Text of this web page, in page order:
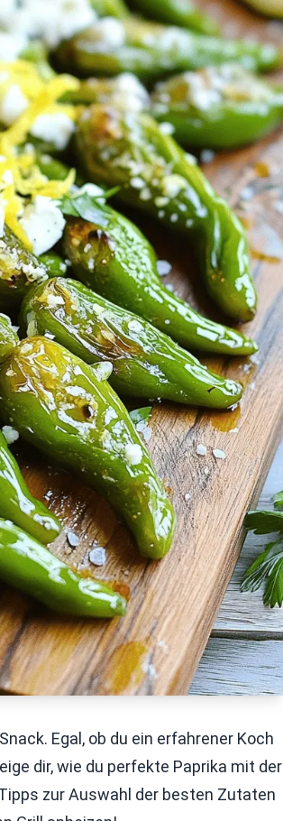
Egal, ob du ein erfahrener Koch
dir, wie du perfekte Paprika mit der
zur Auswahl der besten Zutaten